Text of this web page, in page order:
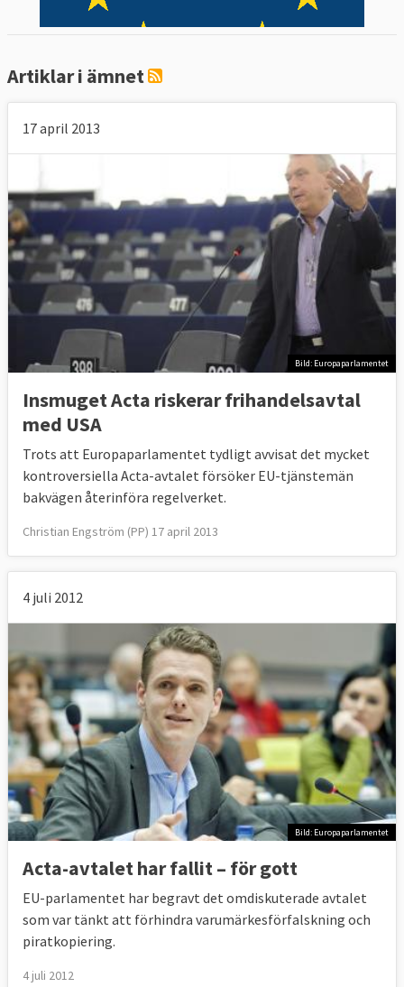
Artiklar i ämnet
17 april 2013
Bild: Europaparlamentet
Insmuget Acta riskerar frihandelsavtal
med USA
Trots att Europaparlamentet tydligt avvisat det mycket
kontroversiella Acta-avtalet försöker EU-tjänstemän
bakvägen återinföra regelverket.
Christian Engström (PP) 17 april 2013
4 juli 2012
Bild: Europaparlamentet
Acta-avtalet har fallit – för gott
EU-parlamentet har begravt det omdiskuterade avtalet
som var tänkt att förhindra varumärkesförfalskning och
piratkopiering.
4 juli 2012